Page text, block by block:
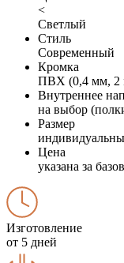
<
Светлый
Стиль
Современный
Кромка
ПВХ (0,4 мм, 2
Внутреннее
на выбор
Размер
Цена
указана за
Изготовление
от 5 дней